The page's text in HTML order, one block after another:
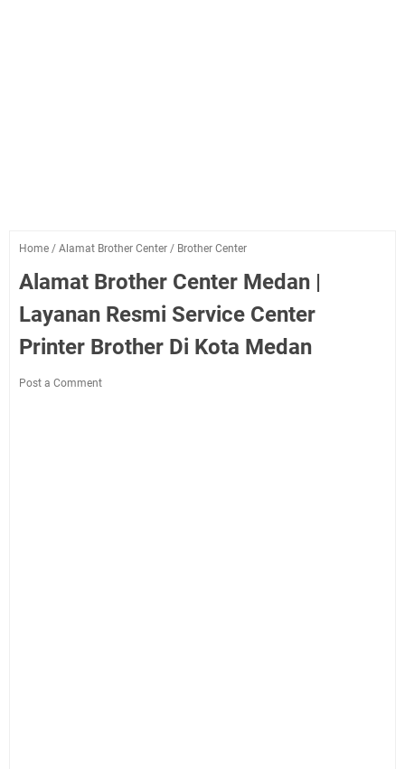
Home / Alamat Brother Center / Brother Center
Alamat Brother Center Medan |
Layanan Resmi Service Center
Printer Brother Di Kota Medan
Post a Comment